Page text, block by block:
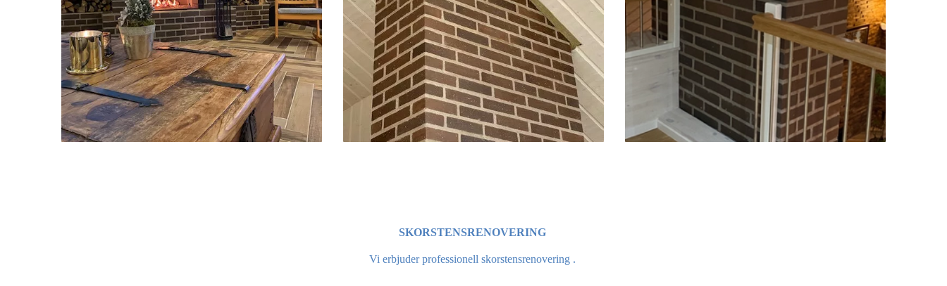
SKORSTENSRENOVERING
Vi erbjuder professionell skorstensrenovering .